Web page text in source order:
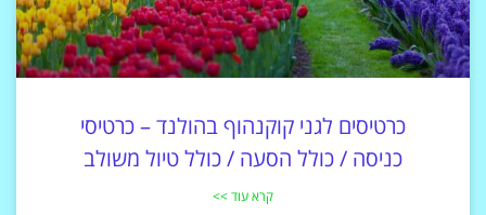
כרטיסים לגני קוקנהוף בהולנד – כרטיסי
כניסה / כולל הסעה / כולל טיול משולב
קרא עוד >>